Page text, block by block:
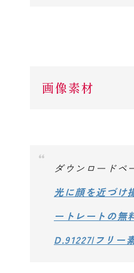
画像素材
ダウンロードペ
光に顔を近づけ
ートレートの無
D.91227|フリー